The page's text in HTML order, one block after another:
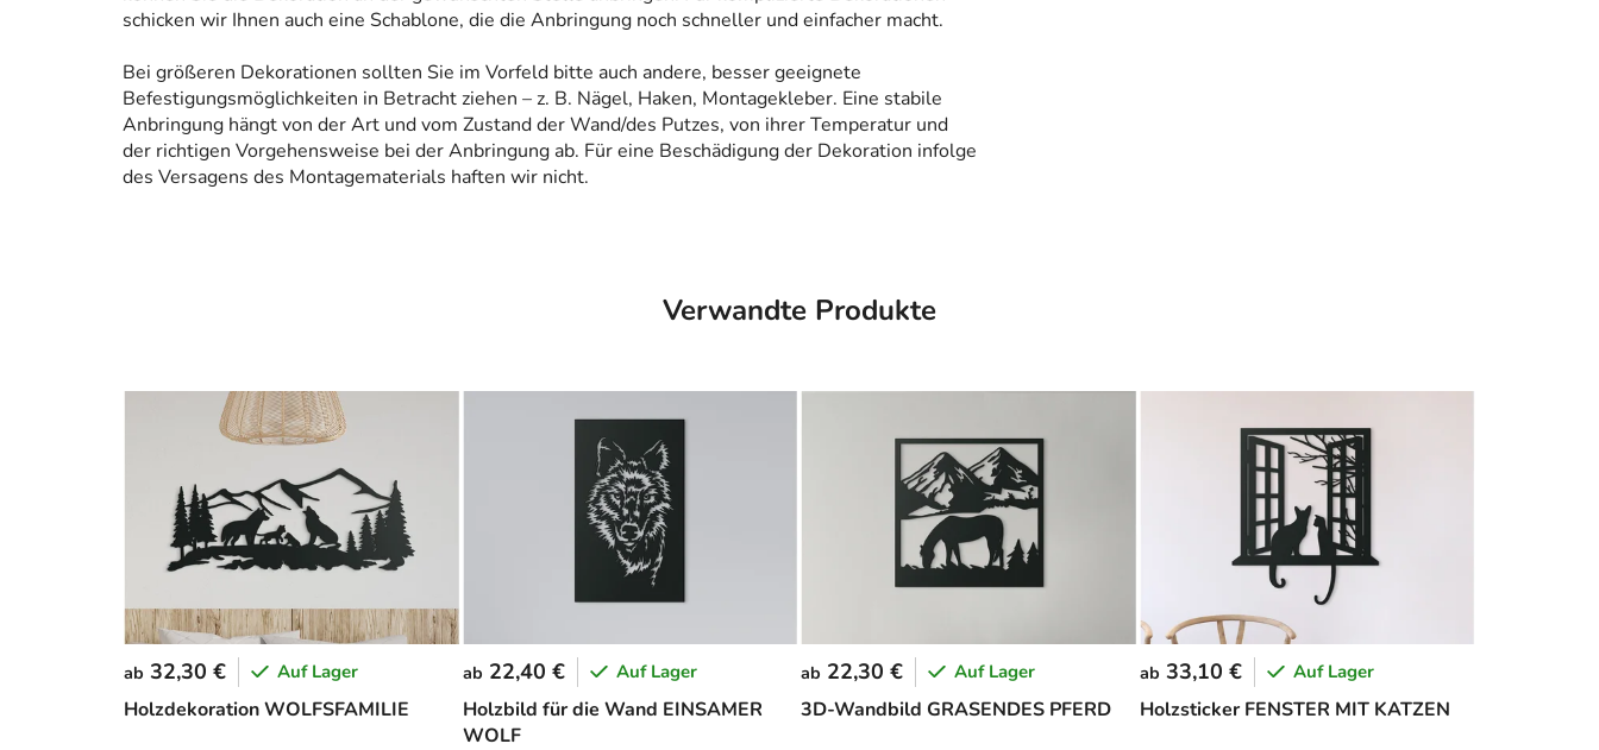
schicken wir Ihnen auch eine Schablone, die die Anbringung noch schneller und einfacher macht.
Bei größeren Dekorationen sollten Sie im Vorfeld bitte auch andere, besser geeignete
Befestigungsmöglichkeiten in Betracht ziehen – z. B. Nägel, Haken, Montagekleber. Eine stabile
Anbringung hängt von der Art und vom Zustand der Wand/des Putzes, von ihrer Temperatur und
der richtigen Vorgehensweise bei der Anbringung ab. Für eine Beschädigung der Dekoration infolge
des Versagens des Montagematerials haften wir nicht.
Verwandte Produkte
Holzdekoration WOLFSFAMILIE
ab 32,30 € Auf Lager
Holzbild für die Wand EINSAMER
WOLF
ab 22,40 € Auf Lager
3D-Wandbild GRASENDES PFERD
ab 22,30 € Auf Lager
Holzsticker FENSTER MIT KATZEN
ab 33,10 € Auf Lager